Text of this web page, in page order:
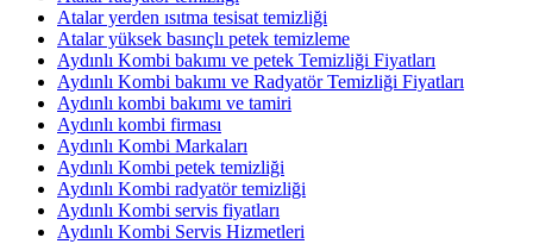
Atalar yerden ısıtma tesisat temizliği
Atalar yüksek basınçlı petek temizleme
Aydınlı Kombi bakımı ve petek Temizliği Fiyatları
Aydınlı Kombi bakımı ve Radyatör Temizliği Fiyatları
Aydınlı kombi bakımı ve tamiri
Aydınlı kombi firması
Aydınlı Kombi Markaları
Aydınlı Kombi petek temizliği
Aydınlı Kombi radyatör temizliği
Aydınlı Kombi servis fiyatları
Aydınlı Kombi Servis Hizmetleri